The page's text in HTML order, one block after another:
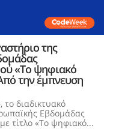
της
«Το ψηφιακό
την έμπνευση
το διαδικτυακό
Εβδομάδας
τίτλο «Το ψηφιακό...